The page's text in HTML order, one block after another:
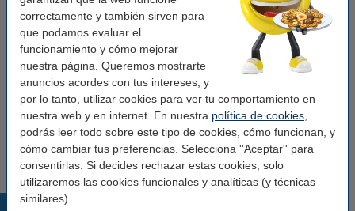
correctamente y también sirven para
que podamos evaluar el
funcionamiento y cómo mejorar
nuestra página. Queremos mostrarte
anuncios acordes con tus intereses, y
por lo tanto, utilizar cookies para ver tu comportamiento en
nuestra web y en internet. En nuestra política de cookies
podrás leer todo sobre este tipo de cookies, cómo funcionan, y
cómo cambiar tus preferencias. Selecciona ''Aceptar'' para
consentirlas. Si decides rechazar estas cookies, solo
utilizaremos las cookies funcionales y analíticas (y técnicas
similares).
123tinta etiquetas de devolución
Adhesivo
54 x 25 mm (LxAn)
Ver características y descripción
En stock
¡Recíbelo en 24 horas!
Precio por etiqu
0,013 €
62,50 € Comprar